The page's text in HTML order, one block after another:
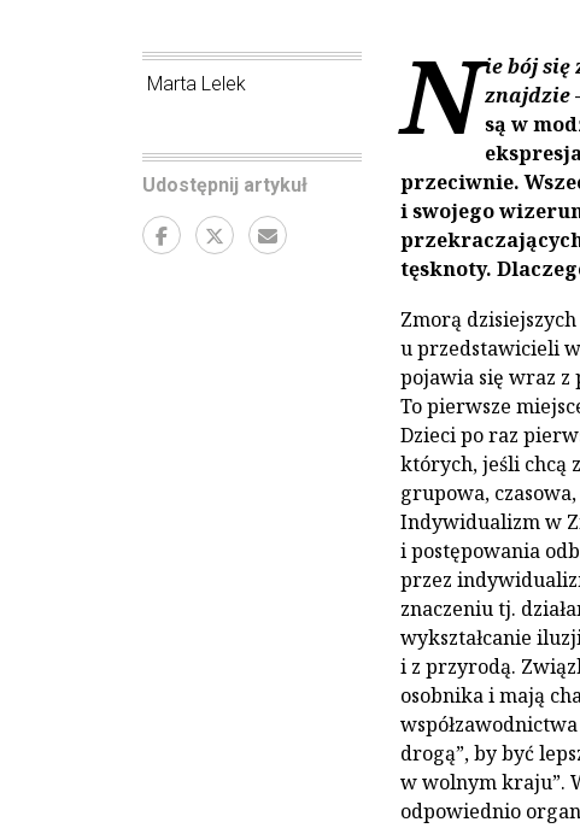
Marta Lelek
Udostępnij artykuł
Nie bój się
znajdzie
są w
przeciwnie.
i swojego
tęsknoty.
Zmorą
u przedstawicieli
pojawia się wraz z
To pierwsze
Dzieci po raz
których, jeśli chcą
grupowa,
Indywidualizm w
i postępowania
przez
znaczeniu tj.
wykształcanie
i z przyrodą.
osobnika i mają
drogą”, by być
w wolnym kraju”.
odpowiednio